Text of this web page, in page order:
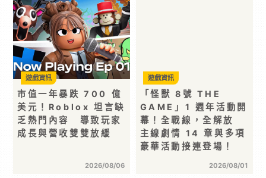
市值一年暴跌 700 億
美元！Roblox 坦言缺
乏熱門內容 導致玩家
成長與營收雙雙放緩
2026/08/06
遊戲資訊
「怪獸 8號 THE
GAME」1 週年活動開
幕！全戰線，全解放
主線劇情 14 章與多項
豪華活動接連登場！
2026/08/01
遊戲資訊